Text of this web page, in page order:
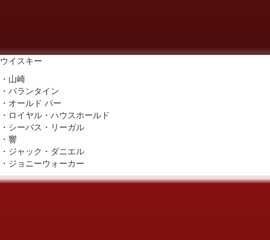
ウイスキー
・山崎
・バランタイン
・オールド パー
・ロイヤル・ハウスホールド
・シーバス・リーガル
・響
・ジャック・ダニエル
・ジョニーウォーカー